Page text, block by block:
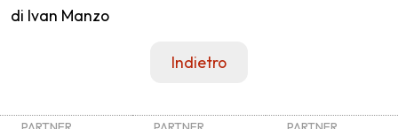
di Ivan Manzo
Indietro